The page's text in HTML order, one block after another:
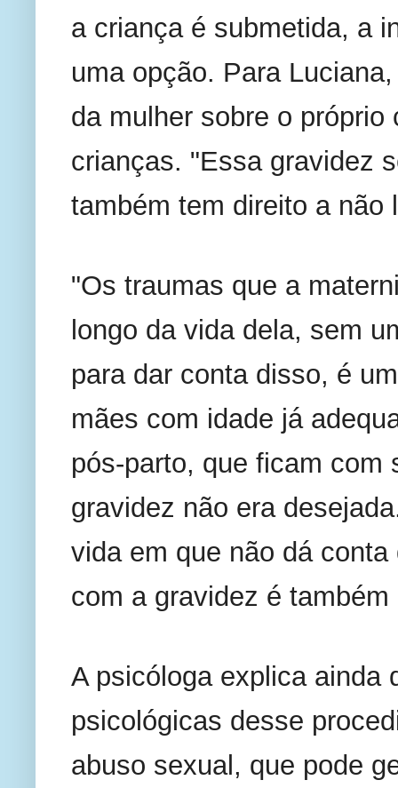
a criança é submetida, a
uma opção. Para
da mulher sobre o
crianças. "Essa gravidez
também tem direito a
"Os traumas que a
longo da vida dela, sem
para dar conta disso, é
mães com idade já
pós-parto, que ficam com
gravidez não era
vida em que não dá
com a gravidez é
A psicóloga explica ainda
psicológicas desse
abuso sexual, que pode